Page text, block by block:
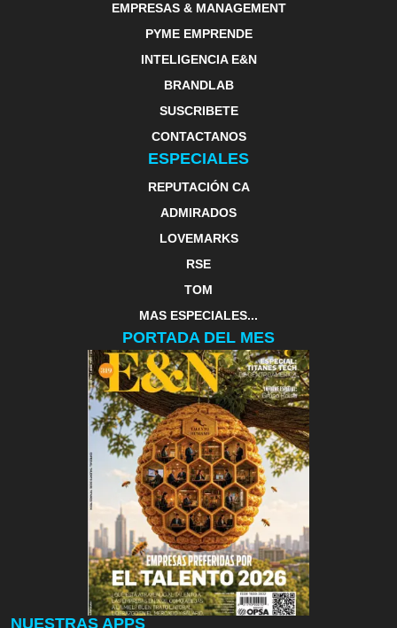
EMPRESAS & MANAGEMENT
PYME EMPRENDE
INTELIGENCIA E&N
BRANDLAB
SUSCRIBETE
CONTACTANOS
ESPECIALES
REPUTACIÓN CA
ADMIRADOS
LOVEMARKS
RSE
TOM
MAS ESPECIALES...
PORTADA DEL MES
NUESTRAS APPS